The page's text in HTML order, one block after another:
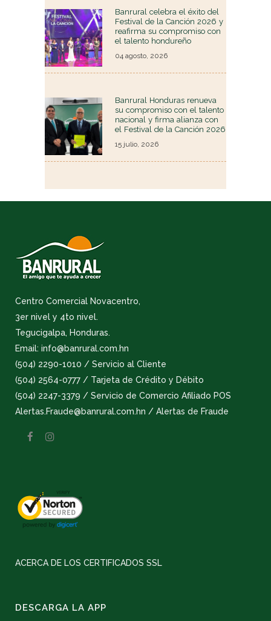
Banrural celebra el éxito del
Festival de la Canción 2026 y
reafirma su compromiso con
el talento hondureño
04 agosto, 2026
Banrural Honduras renueva
su compromiso con el talento
nacional y firma alianza con
el Festival de la Canción 2026
15 julio, 2026
Centro Comercial Novacentro,
3er nivel y 4to nivel.
Tegucigalpa, Honduras.
Email: info@banrural.com.hn
(504) 2290-1010 / Servicio al Cliente
(504) 2564-0777 / Tarjeta de Crédito y Débito
(504) 2247-3379 / Servicio de Comercio Afiliado POS
Alertas.Fraude@banrural.com.hn / Alertas de Fraude
ACERCA DE LOS CERTIFICADOS SSL
DESCARGA LA APP